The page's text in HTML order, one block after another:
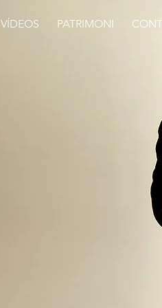
VÍDEOS PATRIMONI